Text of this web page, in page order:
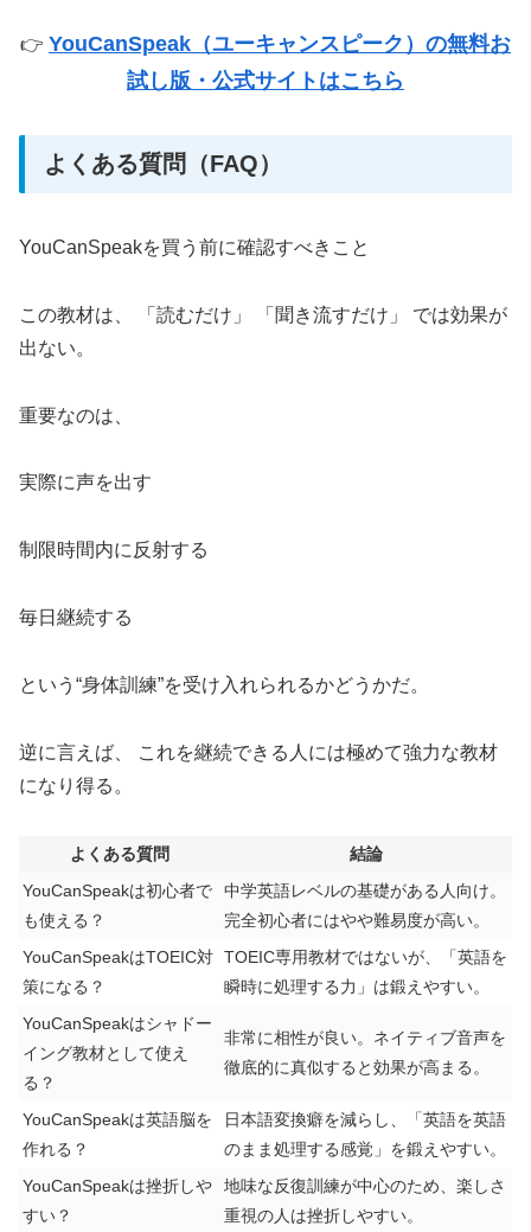
👉 YouCanSpeak（ユーキャンスピーク）の無料お
試し版・公式サイトはこちら
よくある質問（FAQ）
YouCanSpeakを買う前に確認すべきこと
この教材は、 「読むだけ」 「聞き流すだけ」 では効果が
出ない。
重要なのは、
実際に声を出す
制限時間内に反射する
毎日継続する
という“身体訓練”を受け入れられるかどうかだ。
逆に言えば、 これを継続できる人には極めて強力な教材
になり得る。
よくある質問
結論
YouCanSpeakは初心者で
も使える？
中学英語レベルの基礎がある人向け。
完全初心者にはやや難易度が高い。
YouCanSpeakはTOEIC対
策になる？
TOEIC専用教材ではないが、「英語を
瞬時に処理する力」は鍛えやすい。
YouCanSpeakはシャドー
イング教材として使え
る？
非常に相性が良い。ネイティブ音声を
徹底的に真似すると効果が高まる。
YouCanSpeakは英語脳を
作れる？
日本語変換癖を減らし、「英語を英語
のまま処理する感覚」を鍛えやすい。
YouCanSpeakは挫折しや
すい？
地味な反復訓練が中心のため、楽しさ
重視の人は挫折しやすい。